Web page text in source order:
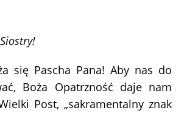
się Pascha Pana! Aby nas do
Boża Opatrzność daje nam
Post, „sakramentalny znak